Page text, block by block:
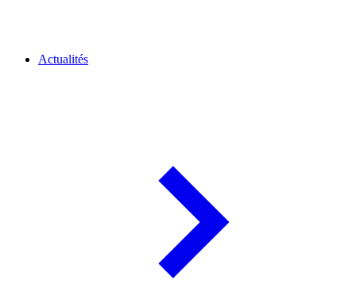
Actualités